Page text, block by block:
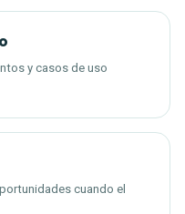
y casos de uso
cuando el